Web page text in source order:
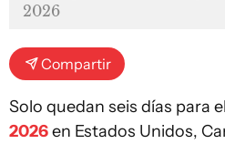
2026
Compartir
Solo quedan seis días para
2026en Estados Unidos,